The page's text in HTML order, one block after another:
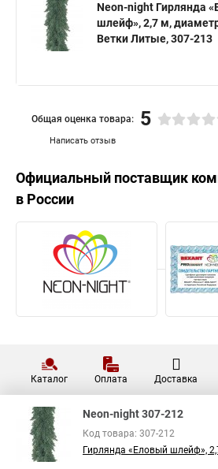
Neon-night Гирлянда
шлейф», 2,7 м,
Ветки Литые, 307-213
Написать отзыв
Общая оценка товара: 5
Официальный поставщик
в России
Каталог Оплата Доставка
Neon-night 307-212
Код товара: 307-212
Гирлянда «Еловый шлейф»,